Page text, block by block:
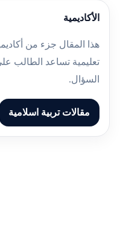
الأكاديمية
هذا المقال جزء من
تعليمية تساعد الطالب
السؤال.
مقالات تربية اسلامية